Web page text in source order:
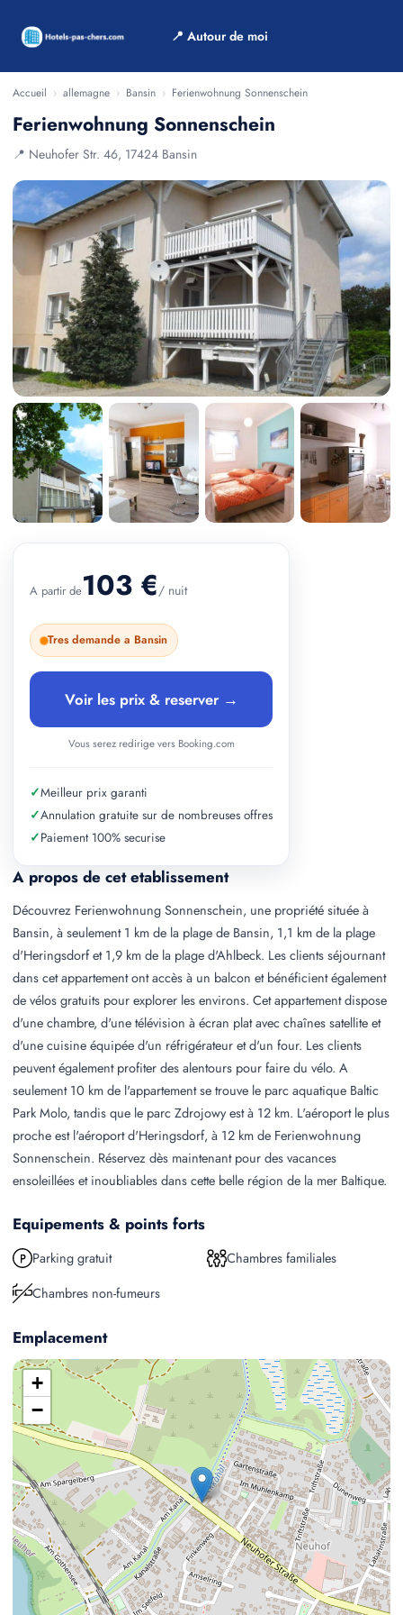
📍 Autour de moi
Accueil › allemagne › Bansin › Ferienwohnung Sonnenschein
Ferienwohnung Sonnenschein
📍 Neuhofer Str. 46, 17424 Bansin
A propos de cet etablissement
Découvrez Ferienwohnung Sonnenschein, une propriété située à
Bansin, à seulement 1 km de la plage de Bansin, 1,1 km de la plage
d'Heringsdorf et 1,9 km de la plage d'Ahlbeck. Les clients séjournant
dans cet appartement ont accès à un balcon et bénéficient également
de vélos gratuits pour explorer les environs. Cet appartement dispose
d'une chambre, d'une télévision à écran plat avec chaînes satellite et
d'une cuisine équipée d'un réfrigérateur et d'un four. Les clients
peuvent également profiter des alentours pour faire du vélo. A
seulement 10 km de l'appartement se trouve le parc aquatique Baltic
Park Molo, tandis que le parc Zdrojowy est à 12 km. L'aéroport le plus
proche est l'aéroport d'Heringsdorf, à 12 km de Ferienwohnung
Sonnenschein. Réservez dès maintenant pour des vacances
ensoleillées et inoubliables dans cette belle région de la mer Baltique.
Equipements & points forts
Parking gratuit
Chambres familiales
Chambres non-fumeurs
Emplacement
+
−
A partir de103 €/ nuit
Tres demande a Bansin
Voir les prix & reserver →
Vous serez redirige vers Booking.com
✓Meilleur prix garanti
✓Annulation gratuite sur de nombreuses offres
✓Paiement 100% securise